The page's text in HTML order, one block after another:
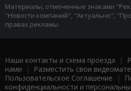
Материалы, отмеченные знаками
"Новости компаний", "Актуально",
правах рекламы.
Наши контакты и схема проезда |
нами | Разместить свои
Пользовательское Соглашение |
конфиденциальности и